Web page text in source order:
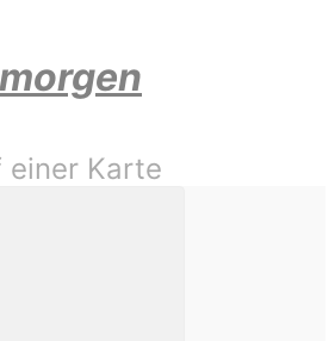
einer Karte